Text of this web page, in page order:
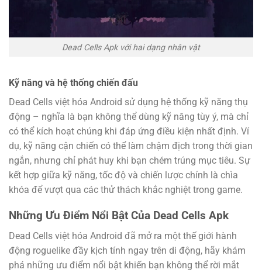
Dead Cells Apk với hai dạng nhân vật
Kỹ năng và hệ thống chiến đấu
Dead Cells việt hóa Android sử dụng hệ thống kỹ năng thụ
động – nghĩa là bạn không thể dùng kỹ năng tùy ý, mà chỉ
có thể kích hoạt chúng khi đáp ứng điều kiện nhất định. Ví
dụ, kỹ năng cận chiến có thể làm chậm địch trong thời gian
ngắn, nhưng chỉ phát huy khi bạn chém trúng mục tiêu. Sự
kết hợp giữa kỹ năng, tốc độ và chiến lược chính là chìa
khóa để vượt qua các thử thách khắc nghiệt trong game.
Những Ưu Điểm Nổi Bật Của Dead Cells Apk
Dead Cells việt hóa Android đã mở ra một thế giới hành
động roguelike đầy kịch tính ngay trên di động, hãy khám
phá những ưu điểm nổi bật khiến bạn không thể rời mắt